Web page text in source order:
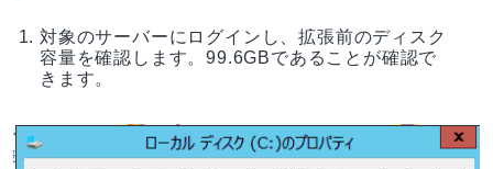
対象のサーバーにログインし、拡張前のディスク
容量を確認します。99.6GBであることが確認で
きます。